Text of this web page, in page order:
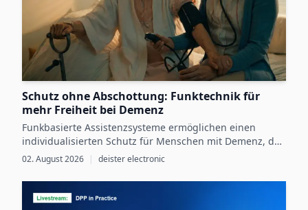
Schutz ohne Abschottung: Funktechnik für
mehr Freiheit bei Demenz
Funkbasierte Assistenzsysteme ermöglichen einen
individualisierten Schutz für Menschen mit Demenz, der
Sicherheit mit größtmöglicher Selbstbestimmung
verbindet.
02. August 2026 | deister electronic